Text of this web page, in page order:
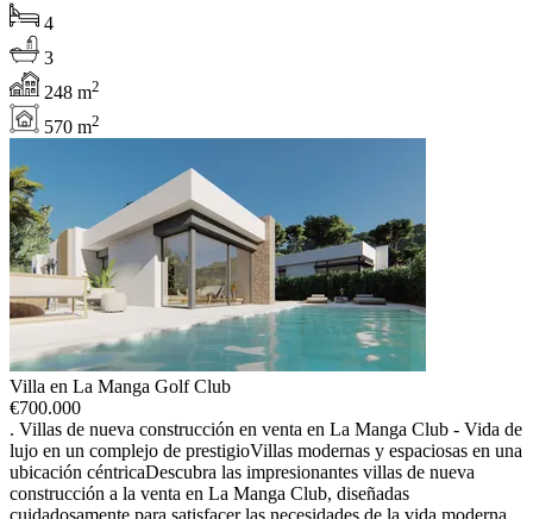
4
3
248 m2
570 m2
Villa en La Manga Golf Club
€700.000
. Villas de nueva construcción en venta en La Manga Club - Vida de
lujo en un complejo de prestigioVillas modernas y espaciosas en una
ubicación céntricaDescubra las impresionantes villas de nueva
construcción a la venta en La Manga Club, diseñadas
cuidadosamente para satisfacer las necesidades de la vida moderna.